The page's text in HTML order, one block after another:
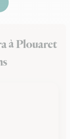
à Plouaret